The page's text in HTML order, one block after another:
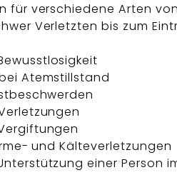
für verschiedene Arten
Verletzten bis zum
Atemstillstand
und Kälteverletzungen
einer Person